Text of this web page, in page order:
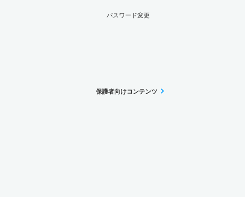
パスワード変更
保護者向けコンテンツ